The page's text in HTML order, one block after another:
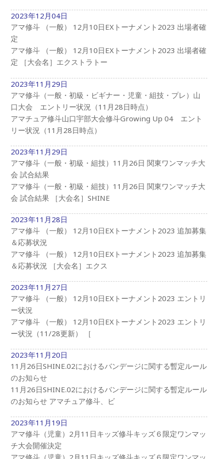
2023年12月04日
アマ修斗 （一般） 12月10日EXトーナメント2023 出場者確
定
アマ修斗 （一般） 12月10日EXトーナメント2023 出場者確
定 ［大会名］エクストラトー
2023年11月29日
アマ修斗（一般・初級・ビギナー・児童・組技・プレ）山
口大会 エントリー状況（11月28日時点）
アマチュア修斗山口宇部大会修斗Growing Up 04 エント
リー状況（11月28日時点）
2023年11月29日
アマ修斗（一般・初級・組技）11月26日 関東ワンマッチ大
会 試合結果
アマ修斗（一般・初級・組技）11月26日 関東ワンマッチ大
会 試合結果 ［大会名］SHINE
2023年11月28日
アマ修斗 （一般） 12月10日EXトーナメント2023 追加募集
＆応募状況
アマ修斗 （一般） 12月10日EXトーナメント2023 追加募集
＆応募状況 ［大会名］エクス
2023年11月27日
アマ修斗 （一般） 12月10日EXトーナメント2023 エントリ
ー状況
アマ修斗 （一般） 12月10日EXトーナメント2023 エントリ
ー状況（11/28更新） ［
2023年11月20日
11月26日SHINE.02におけるバンデージに関する暫定ルール
のお知らせ
11月26日SHINE.02におけるバンデージに関する暫定ルール
のお知らせ アマチュア修斗、ビ
2023年11月19日
アマ修斗（児童）2月11日キッズ修斗キッズ６限定ワンマッ
チ大会開催決定